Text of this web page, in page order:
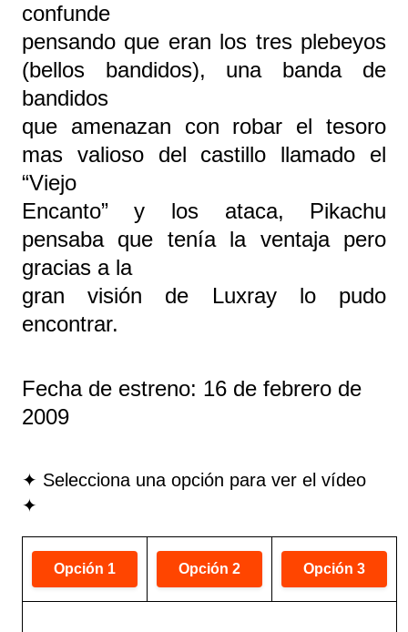
confunde
pensando que eran los tres plebeyos
(bellos bandidos), una banda de
bandidos
que amenazan con robar el tesoro
mas valioso del castillo llamado el
“Viejo
Encanto” y los ataca, Pikachu
pensaba que tenía la ventaja pero
gracias a la
gran visión de Luxray lo pudo
encontrar.
Fecha de estreno: 16 de febrero de
2009
✦ Selecciona una opción para ver el vídeo
✦